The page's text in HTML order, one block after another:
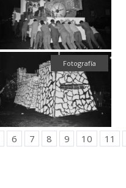
Fotografía
6 7 8 9 10 11